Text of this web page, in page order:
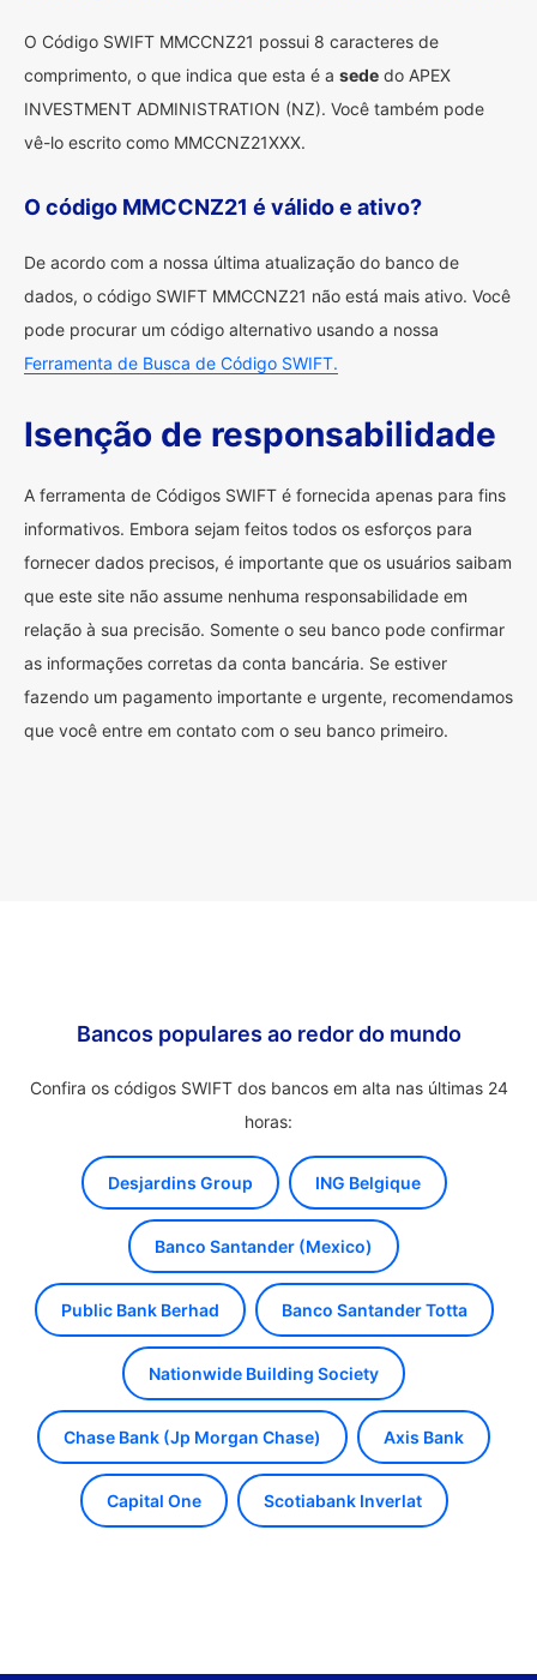
O Código SWIFT MMCCNZ21 possui 8 caracteres de
comprimento, o que indica que esta é a sede do APEX
INVESTMENT ADMINISTRATION (NZ). Você também pode
vê-lo escrito como MMCCNZ21XXX.
O código MMCCNZ21 é válido e ativo?
De acordo com a nossa última atualização do banco de
dados, o código SWIFT MMCCNZ21 não está mais ativo. Você
pode procurar um código alternativo usando a nossa
Ferramenta de Busca de Código SWIFT.
Isenção de responsabilidade
A ferramenta de Códigos SWIFT é fornecida apenas para fins
informativos. Embora sejam feitos todos os esforços para
fornecer dados precisos, é importante que os usuários saibam
que este site não assume nenhuma responsabilidade em
relação à sua precisão. Somente o seu banco pode confirmar
as informações corretas da conta bancária. Se estiver
fazendo um pagamento importante e urgente, recomendamos
que você entre em contato com o seu banco primeiro.
Bancos populares ao redor do mundo
Confira os códigos SWIFT dos bancos em alta nas últimas 24
horas:
Desjardins Group ING Belgique
Banco Santander (Mexico)
Public Bank Berhad Banco Santander Totta
Nationwide Building Society
Chase Bank (Jp Morgan Chase) Axis Bank
Capital One Scotiabank Inverlat